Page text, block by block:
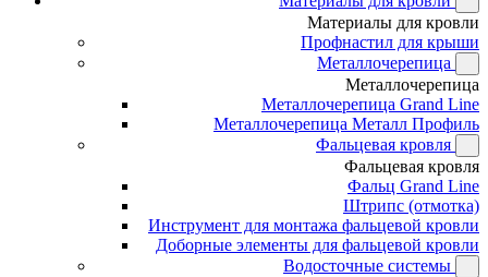
Материалы для кровли
Профнастил для крыши
Металлочерепица
Металлочерепица
Металлочерепица Grand Line
Металлочерепица Металл Профиль
Фальцевая кровля
Фальцевая кровля
Фальц Grand Line
Штрипс (отмотка)
Инструмент для монтажа фальцевой кровли
Доборные элементы для фальцевой кровли
Водосточные системы